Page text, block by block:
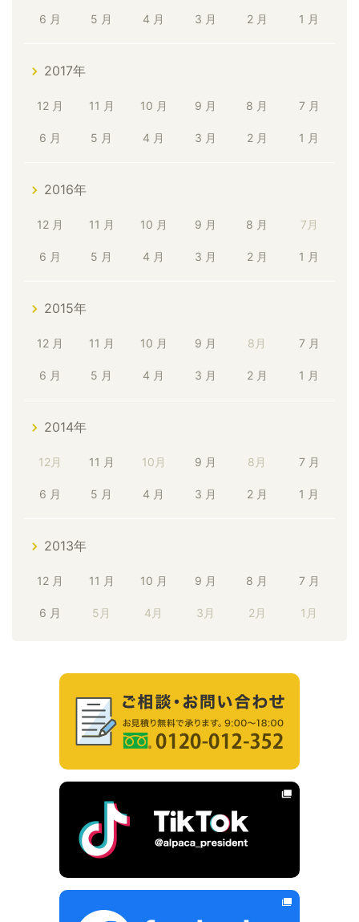
6 月 5 月 4 月 3 月 2 月 1 月
2017年
12 月 11 月 10 月 9 月 8 月 7 月
6 月 5 月 4 月 3 月 2 月 1 月
2016年
12 月 11 月 10 月 9 月 8 月 7月
6 月 5 月 4 月 3 月 2 月 1 月
2015年
12 月 11 月 10 月 9 月 8月 7 月
6 月 5 月 4 月 3 月 2 月 1 月
2014年
12月 11 月 10月 9 月 8月 7 月
6 月 5 月 4 月 3 月 2 月 1 月
2013年
12 月 11 月 10 月 9 月 8 月 7 月
6 月 5月 4月 3月 2月 1月